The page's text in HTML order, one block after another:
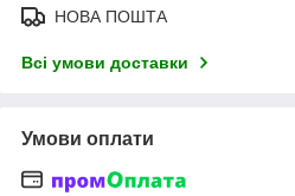
НОВА ПОШТА
Всі умови доставки
Умови оплати